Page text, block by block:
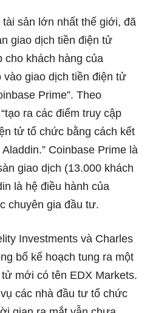
sản lớn nhất thế giới, đã
giao dịch tiền điện tử
cho khách hàng của
vào giao dịch tiền điện tử
Prime”. Theo
ra các điểm truy cập
tử tổ chức bằng cách kết
Coinbase Prime là
giao dịch (13.000 khách
là hệ điều hành của
chuyên gia đầu tư.
Investments và Charles
bố kế hoạch tung ra một
mới có tên EDX Markets.
các nhà đầu tư tổ chức